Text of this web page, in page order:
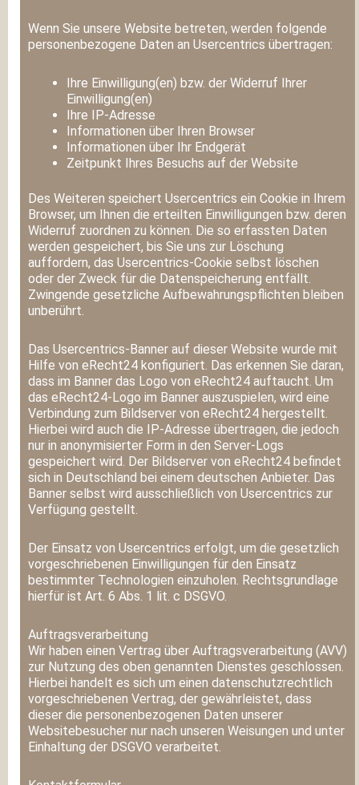
Wenn Sie unsere Website betreten, werden folgende
personenbezogene Daten an Usercentrics übertragen:
Ihre Einwilligung(en) bzw. der Widerruf Ihrer
Einwilligung(en)
Ihre IP-Adresse
Informationen über Ihren Browser
Informationen über Ihr Endgerät
Zeitpunkt Ihres Besuchs auf der Website
Des Weiteren speichert Usercentrics ein Cookie in Ihrem
Browser, um Ihnen die erteilten Einwilligungen bzw. deren
Widerruf zuordnen zu können. Die so erfassten Daten
werden gespeichert, bis Sie uns zur Löschung
auffordern, das Usercentrics-Cookie selbst löschen
oder der Zweck für die Datenspeicherung entfällt.
Zwingende gesetzliche Aufbewahrungspflichten bleiben
unberührt.
Das Usercentrics-Banner auf dieser Website wurde mit
Hilfe von eRecht24 konfiguriert. Das erkennen Sie daran,
dass im Banner das Logo von eRecht24 auftaucht. Um
das eRecht24-Logo im Banner auszuspielen, wird eine
Verbindung zum Bildserver von eRecht24 hergestellt.
Hierbei wird auch die IP-Adresse übertragen, die jedoch
nur in anonymisierter Form in den Server-Logs
gespeichert wird. Der Bildserver von eRecht24 befindet
sich in Deutschland bei einem deutschen Anbieter. Das
Banner selbst wird ausschließlich von Usercentrics zur
Verfügung gestellt.
Der Einsatz von Usercentrics erfolgt, um die gesetzlich
vorgeschriebenen Einwilligungen für den Einsatz
bestimmter Technologien einzuholen. Rechtsgrundlage
hierfür ist Art. 6 Abs. 1 lit. c DSGVO.
Auftragsverarbeitung
Wir haben einen Vertrag über Auftragsverarbeitung (AVV)
zur Nutzung des oben genannten Dienstes geschlossen.
Hierbei handelt es sich um einen datenschutzrechtlich
vorgeschriebenen Vertrag, der gewährleistet, dass
dieser die personenbezogenen Daten unserer
Websitebesucher nur nach unseren Weisungen und unter
Einhaltung der DSGVO verarbeitet.